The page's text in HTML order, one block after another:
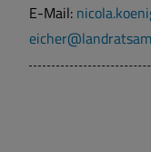
E-Mail: